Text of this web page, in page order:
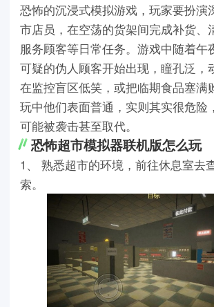
恐怖的沉浸式模拟游戏，玩家要扮演
市店员，在空荡的货架间完成补货、
服务顾客等日常任务。游戏中随着午
可疑的伪人顾客开始出现，瞳孔泛，
在监控盲区低笑，或把临期食品塞满
玩中他们表面普通，实则其实很危险
可能被袭击甚至取代。
恐怖超市模拟器联机版怎么玩
1、 熟悉超市的环境，前往休息室去
索。